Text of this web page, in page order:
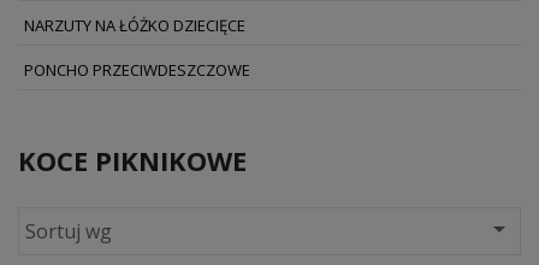
NARZUTY NA ŁÓŻKO DZIECIĘCE
PONCHO PRZECIWDESZCZOWE
KOCE PIKNIKOWE
Sortuj wg 